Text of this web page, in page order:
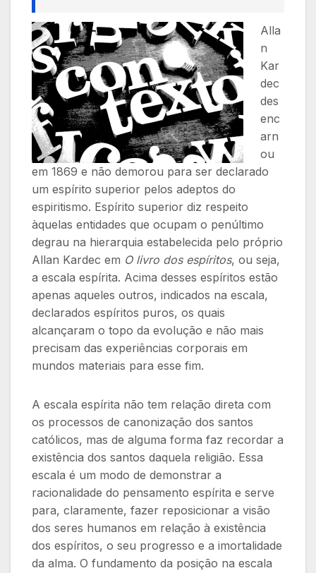
Alla
n
Kar
dec
des
enc
arn
ou
em 1869 e não demorou para ser declarado
um espírito superior pelos adeptos do
espiritismo. Espírito superior diz respeito
àquelas entidades que ocupam o penúltimo
degrau na hierarquia estabelecida pelo próprio
Allan Kardec em O livro dos espíritos, ou seja,
a escala espírita. Acima desses espíritos estão
apenas aqueles outros, indicados na escala,
declarados espíritos puros, os quais
alcançaram o topo da evolução e não mais
precisam das experiências corporais em
mundos materiais para esse fim.
A escala espírita não tem relação direta com
os processos de canonização dos santos
católicos, mas de alguma forma faz recordar a
existência dos santos daquela religião. Essa
escala é um modo de demonstrar a
racionalidade do pensamento espírita e serve
para, claramente, fazer reposicionar a visão
dos seres humanos em relação à existência
dos espíritos, o seu progresso e a imortalidade
da alma. O fundamento da posição na escala